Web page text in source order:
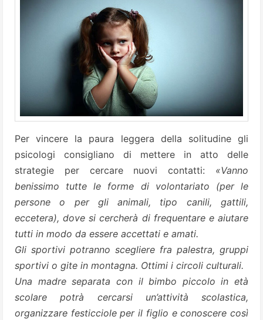
Per vincere la paura leggera della solitudine gli
psicologi consigliano di mettere in atto delle
strategie per cercare nuovi contatti: «Vanno
benissimo tutte le forme di volontariato (per le
persone o per gli animali, tipo canili, gattili,
eccetera), dove si cercherà di frequentare e aiutare
tutti in modo da essere accettati e amati.
Gli sportivi potranno scegliere fra palestra, gruppi
sportivi o gite in montagna. Ottimi i circoli culturali.
Una madre separata con il bimbo piccolo in età
scolare potrà cercarsi un’attività scolastica,
organizzare festicciole per il figlio e conoscere così